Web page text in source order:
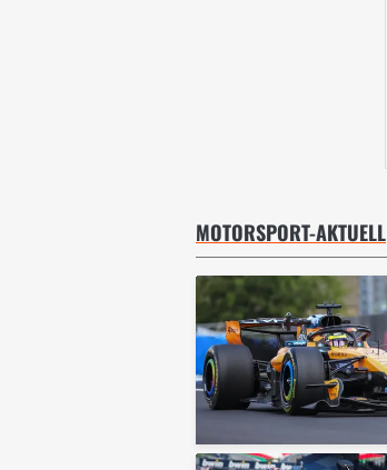
MOTORSPORT-AKTUELL